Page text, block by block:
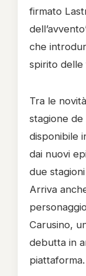
firmato
che
spirito delle
Tra le
stagione de
disponibile
dai nuovi
due
Arriva
Carusino,
debutta in
piattaforma.